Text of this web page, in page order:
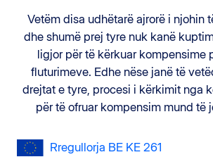
Vetëm disa udhëtarë ajrorë i njohin
dhe shumë prej tyre nuk kanë
ligjor për të kërkuar kompensime
fluturimeve. Edhe nëse janë të
drejtat e tyre, procesi i kërkimit nga
për të ofruar kompensim mund të
Rregullorja BE KE 261